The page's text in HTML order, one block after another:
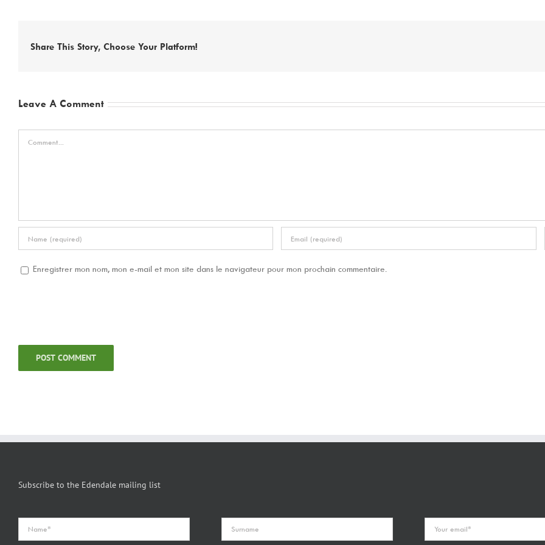
Share This Story, Choose Your Platform!
Leave A Comment
Enregistrer mon nom, mon e-mail et mon site dans le navigateur pour mon prochain commentaire.
Subscribe to the Edendale mailing list